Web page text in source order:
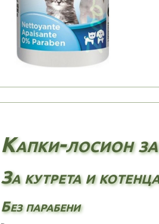
Капки-лосион
За кутрета и
Без парабени